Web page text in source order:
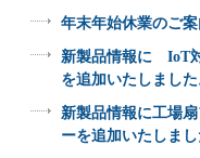
年末年始休業のご
新製品情報に IoT
を追加いたしました
新製品情報に工場
ーを追加いたしまし